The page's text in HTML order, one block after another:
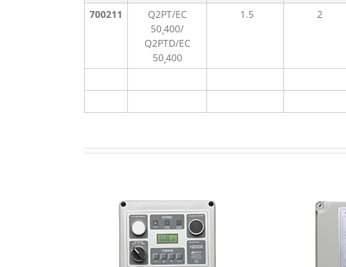
700211
Q2PT/EC
50¸400/
Q2PTD/EC
50¸400
1.5 2